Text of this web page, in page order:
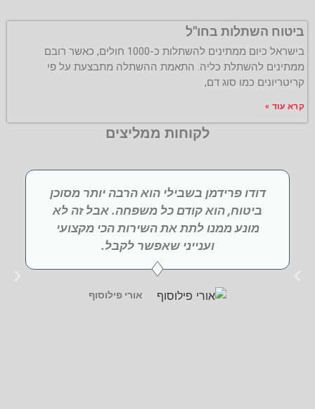
ביטוח השתלות בחו"ל
בישראל כיום ממתינים להשתלות כ-1000 חולים, כאשר רובם
ממתינים להשתלת כליה. התאמת ההשתלה מתבצעת על פי
קריטריונים כמו סוג דם,
קרא עוד »
לקוחות ממליצים
דודו פרידמן בשבילי הוא הרבה יותר מסוכן
ביטוח, הוא קודם כל משפחה. אבל זה לא
מונע ממנו לתת את השירות הכי מקצועי
וענייני שאפשר לקבל.
אורי פילוסוף